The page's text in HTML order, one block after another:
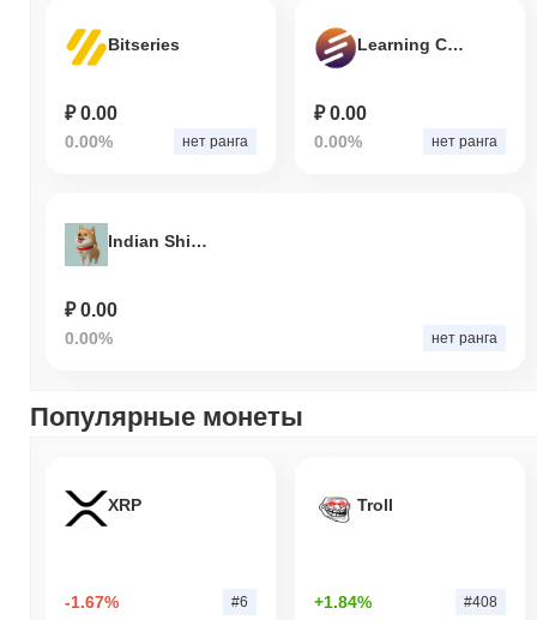
Bitseries
₽ 0.00
0.00% нет ранга
Learning Cash
₽ 0.00
0.00% нет ранга
Indian Shiba Inu
₽ 0.00
0.00% нет ранга
Популярные монеты
XRP
-1.67% #6
Troll
+1.84% #408